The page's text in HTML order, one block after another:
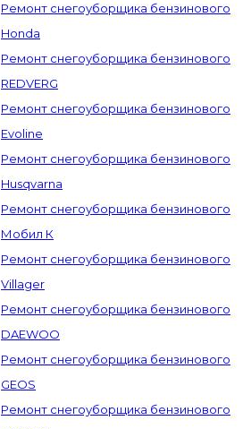
Ремонт снегоуборщика бензинового
Honda
Ремонт снегоуборщика бензинового
REDVERG
Ремонт снегоуборщика бензинового
Evoline
Ремонт снегоуборщика бензинового
Husqvarna
Ремонт снегоуборщика бензинового
Мобил К
Ремонт снегоуборщика бензинового
Villager
Ремонт снегоуборщика бензинового
DAEWOO
Ремонт снегоуборщика бензинового
GEOS
Ремонт снегоуборщика бензинового